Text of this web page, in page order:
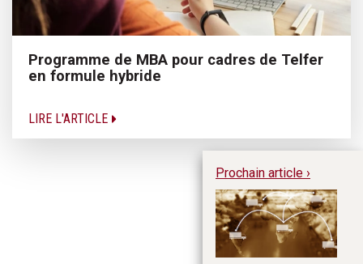
Programme de MBA pour cadres de Telfer
en formule hybride
LIRE L'ARTICLE
Prochain article ›